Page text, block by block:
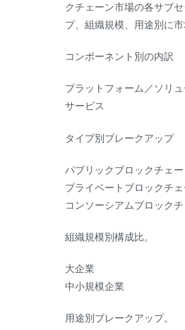
クチェーン市場の各サブ
プ、組織規模、用途別に市
コンポーネント別の内訳
プラットフォーム／ソリ
サービス
タイプ別ブレークアップ
パブリックブロックチェー
プライベートブロックチ
コンソーシアムブロック
組織規模別構成比。
大企業
中小規模企業
用途別ブレークアップ。